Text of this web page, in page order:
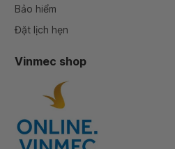
Bảo hiểm
Đặt lịch hẹn
Vinmec shop